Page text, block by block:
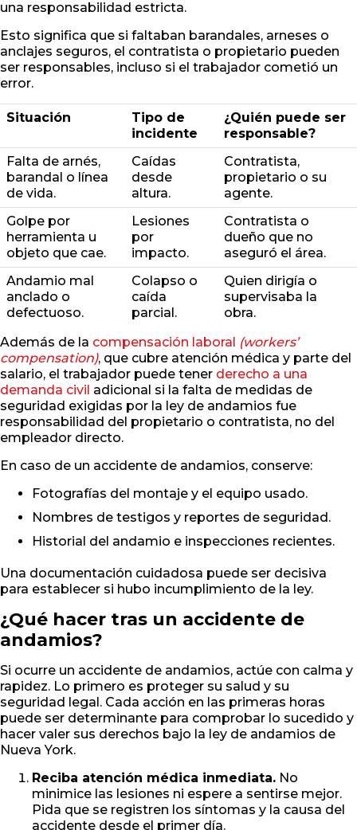
una responsabilidad estricta.
Esto significa que si faltaban barandales, arneses o
anclajes seguros, el contratista o propietario pueden
ser responsables, incluso si el trabajador cometió un
error.
Situación
Tipo de
incidente
¿Quién puede ser
responsable?
Falta de arnés,
barandal o línea
de vida.
Caídas
desde
altura.
Contratista,
propietario o su
agente.
Golpe por
herramienta u
objeto que cae.
Lesiones
por
impacto.
Contratista o
dueño que no
aseguró el área.
Andamio mal
anclado o
defectuoso.
Colapso o
caída
parcial.
Quien dirigía o
supervisaba la
obra.
Además de la compensación laboral (workers’
compensation), que cubre atención médica y parte del
salario, el trabajador puede tener derecho a una
demanda civil adicional si la falta de medidas de
seguridad exigidas por la ley de andamios fue
responsabilidad del propietario o contratista, no del
empleador directo.
En caso de un accidente de andamios, conserve:
Fotografías del montaje y el equipo usado.
Nombres de testigos y reportes de seguridad.
Historial del andamio e inspecciones recientes.
Una documentación cuidadosa puede ser decisiva
para establecer si hubo incumplimiento de la ley.
¿Qué hacer tras un accidente de
andamios?
Si ocurre un accidente de andamios, actúe con calma y
rapidez. Lo primero es proteger su salud y su
seguridad legal. Cada acción en las primeras horas
puede ser determinante para comprobar lo sucedido y
hacer valer sus derechos bajo la ley de andamios de
Nueva York.
Reciba atención médica inmediata. No
minimice las lesiones ni espere a sentirse mejor.
Pida que se registren los síntomas y la causa del
accidente desde el primer día.